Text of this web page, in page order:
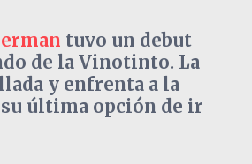
tuvo un debut
de la Vinotinto. La
y enfrenta a la
última opción de ir